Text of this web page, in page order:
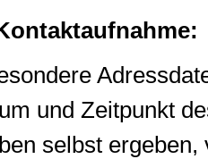
und Zeitpunkt
selbst